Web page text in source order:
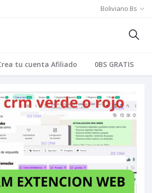
Boliviano Bs
tu cuenta Afiliado 0BS GRATIS